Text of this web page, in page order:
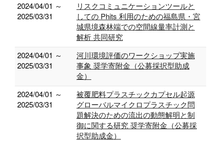
2024/04/01 ～
2025/03/31
リスクコミュニケーションツールと
しての Phits 利⽤のための福島県・宮
城県境森林端での空間線量率計測と
解析 共同研究
2024/04/01 ～
2025/03/31
河川環境評価のワークショップ実施
事象 奨学寄附金（公募採択型助成
金）
2024/04/01 ～
2025/03/31
被覆肥料プラスチックカプセル起源
グローバルマイクロプラスチック問
題解決のための流出の動態解明と制
御に関する研究 奨学寄附金（公募採
択型助成金）